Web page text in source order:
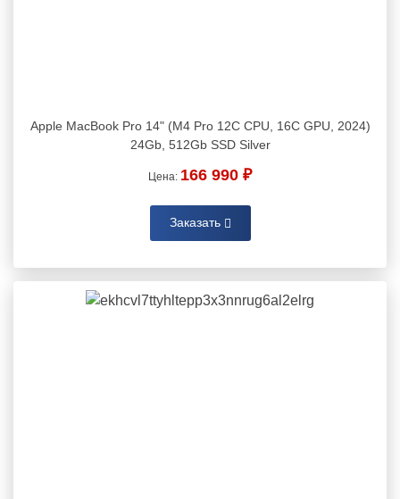
Apple MacBook Pro 14" (M4 Pro 12C CPU, 16C GPU, 2024)
24Gb, 512Gb SSD Silver
Цена: 166 990 ₽
Заказать